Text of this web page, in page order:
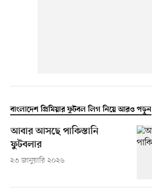
বাংলাদেশ প্রিমিয়ার ফুটবল লিগ নিয়ে আরও পড়ুন
আবার আসছে পাকিস্তানি
ফুটবলার
২৩ জানুয়ারি ২০২৬